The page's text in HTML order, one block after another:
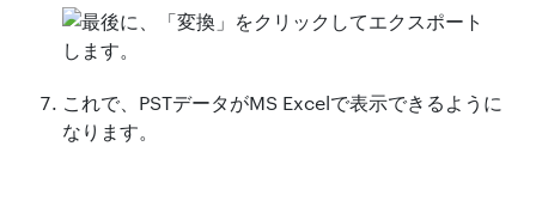
これで、PSTデータがMS Excelで表示できるように
なります。